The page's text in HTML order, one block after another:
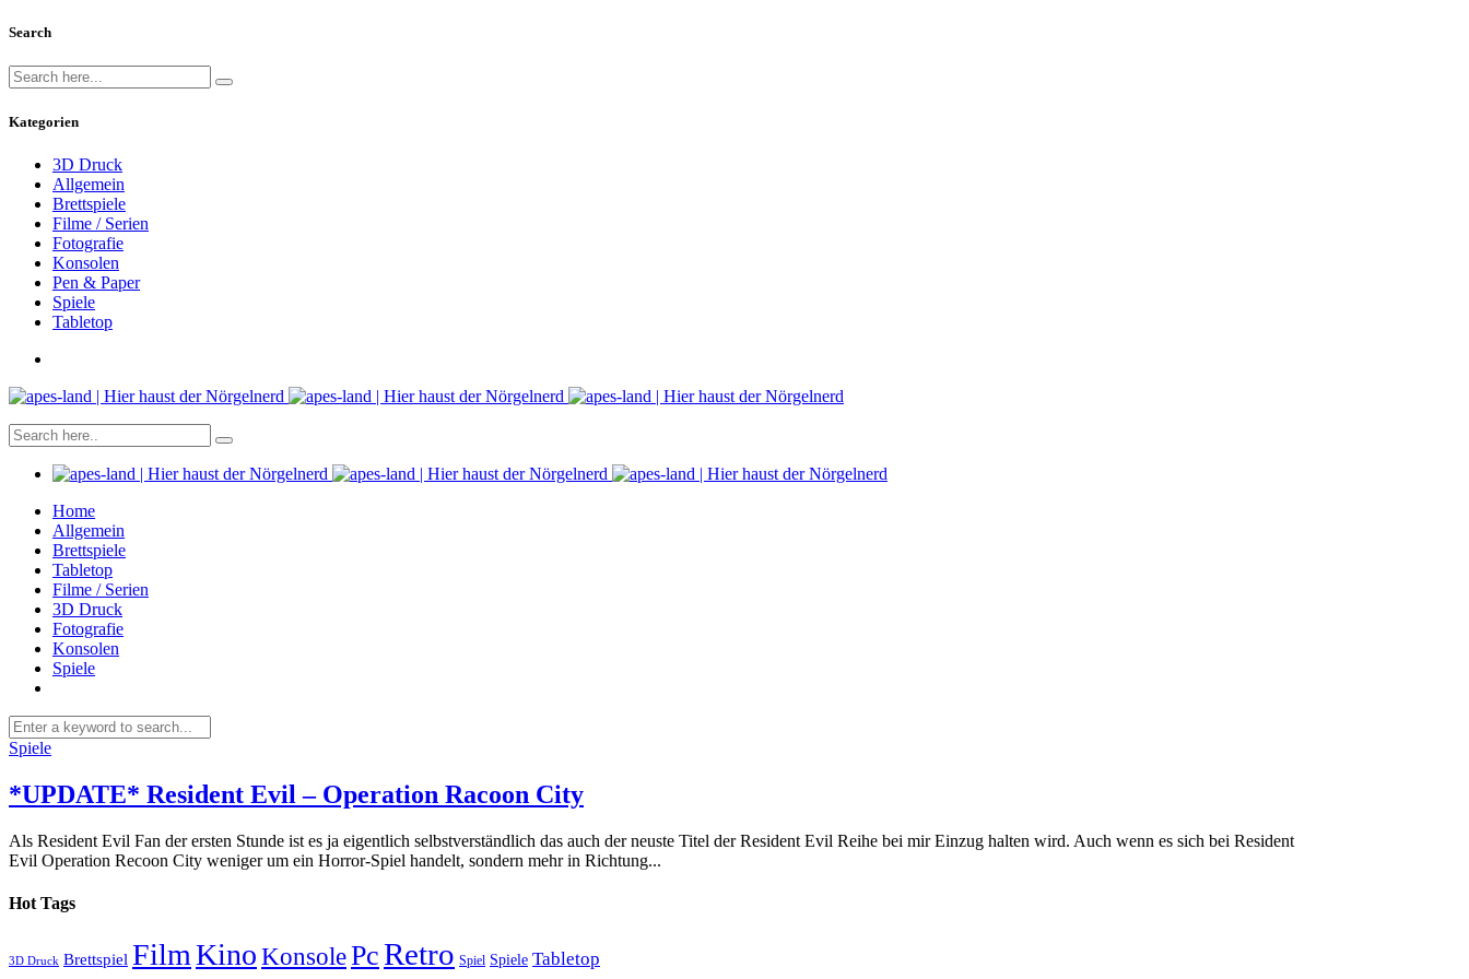
Search
Kategorien
3D Druck
Allgemein
Brettspiele
Filme / Serien
Fotografie
Konsolen
Pen & Paper
Spiele
Tabletop
Home
Allgemein
Brettspiele
Tabletop
Filme / Serien
3D Druck
Fotografie
Konsolen
Spiele
Spiele
*UPDATE* Resident Evil – Operation Racoon City
Als Resident Evil Fan der ersten Stunde ist es ja eigentlich selbstverständlich das auch der neuste Titel der Resident Evil Reihe bei mir Einzug halten wird. Auch wenn es sich bei Resident
Evil Operation Recoon City weniger um ein Horror-Spiel handelt, sondern mehr in Richtung...
Hot Tags
3D Druck Brettspiel FilmKinoKonsolePcRetro Spiel Spiele Tabletop